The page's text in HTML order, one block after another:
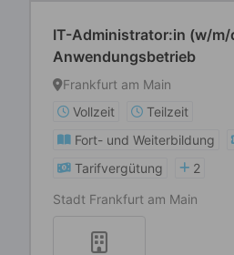
IT-Administrator:in (w/m/
Anwendungsbetrieb
Frankfurt am Main
Vollzeit
Teilzeit
Fort- und Weiterbildung
Tarifvergütung
2
Stadt Frankfurt am Main